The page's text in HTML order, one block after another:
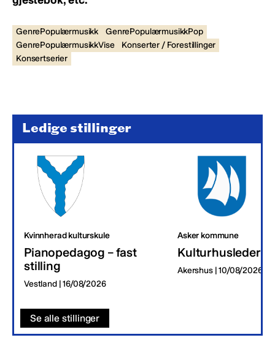
GenrePopulærmusikk
GenrePopulærmusikkPop
GenrePopulærmusikkVise
Konserter / Forestillinger
Konsertserier
Ledige stillinger
Kvinnherad kulturskule
Pianopedagog – fast
stilling
Vestland | 16/08/2026
Asker kommune
Kulturhusleder
Akershus | 10/08/2026
Se alle stillinger